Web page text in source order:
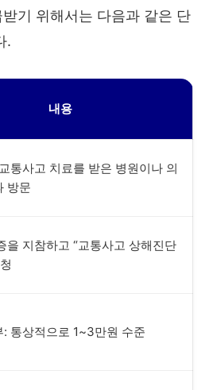
기 위해서는 다음과 같은 단
.
내용
통사고 치료를 받은 병원이나 의
방문
을 지참하고 “교통사고 상해진단
: 통상적으로 1~3만원 수준